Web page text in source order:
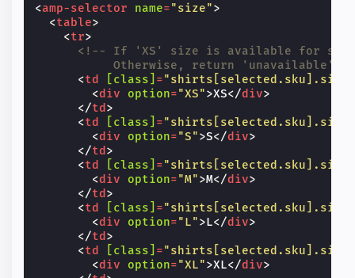
<amp-selector name="size">
<table>
<tr>
<!-- If 'XS' size is available for
Otherwise, return 'unavailable'.
<td [class] =
<div option="XS">XS</div>
</td >
<td [class] =
<div option="S">S</div>
</td >
<td [class] =
<div option="M">M</div>
</td >
<td [class] =
<div option="L">L</div>
</td >
<td [class] =
<div option="XL">XL</div>